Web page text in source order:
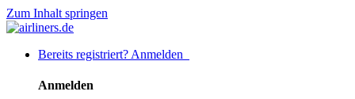
Zum Inhalt springen
Bereits registriert? Anmelden
Anmelden